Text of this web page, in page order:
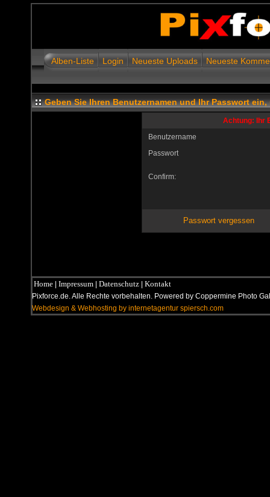
Alben-Liste Login Neueste Uploads Neueste
Geben Sie Ihren Benutzernamen und Ihr Passwort
Achtung: Ihr
Benutzername
Passwort
Confirm:
Passwort vergessen
Home | Impressum | Datenschutz | Kontakt
Pixforce.de. Alle Rechte vorbehalten. Powered by Coppermine Photo
Webdesign & Webhosting by internetagentur spiersch.com